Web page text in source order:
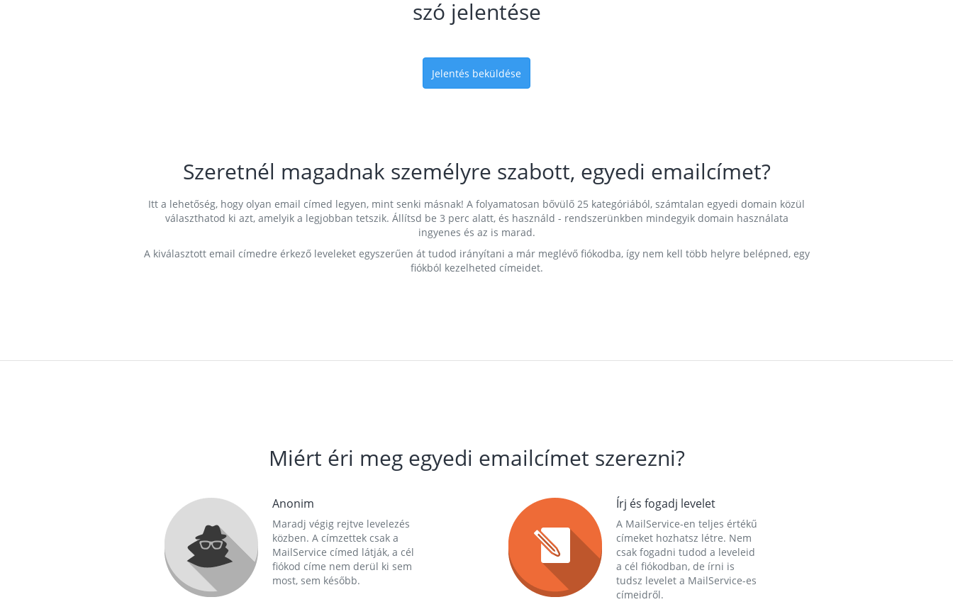
szó jelentése
Jelentés beküldése
Szeretnél magadnak személyre szabott, egyedi emailcímet?
Itt a lehetőség, hogy olyan email címed legyen, mint senki másnak! A folyamatosan bővülő 25 kategóriából, számtalan egyedi domain közül
választhatod ki azt, amelyik a legjobban tetszik. Állítsd be 3 perc alatt, és használd - rendszerünkben mindegyik domain használata
ingyenes és az is marad.
A kiválasztott email címedre érkező leveleket egyszerűen át tudod irányítani a már meglévő fiókodba, így nem kell több helyre belépned, egy
fiókból kezelheted címeidet.
Miért éri meg egyedi emailcímet szerezni?
Anonim
Maradj végig rejtve levelezés
közben. A címzettek csak a
MailService címed látják, a cél
fiókod címe nem derül ki sem
most, sem később.
Írj és fogadj levelet
A MailService-en teljes értékű
címeket hozhatsz létre. Nem
csak fogadni tudod a leveleid
a cél fiókodban, de írni is
tudsz levelet a MailService-es
címeidről.